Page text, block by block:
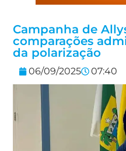
Campanha de
comparações
da polarização
06/09/2025 07:40